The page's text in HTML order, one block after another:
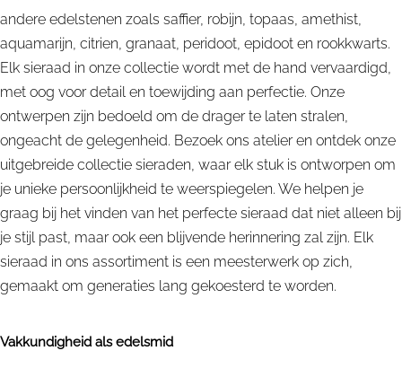
andere edelstenen zoals saffier, robijn, topaas, amethist,
aquamarijn, citrien, granaat, peridoot, epidoot en rookkwarts.
Elk sieraad in onze collectie wordt met de hand vervaardigd,
met oog voor detail en toewijding aan perfectie. Onze
ontwerpen zijn bedoeld om de drager te laten stralen,
ongeacht de gelegenheid. Bezoek ons atelier en ontdek onze
uitgebreide collectie sieraden, waar elk stuk is ontworpen om
je unieke persoonlijkheid te weerspiegelen. We helpen je
graag bij het vinden van het perfecte sieraad dat niet alleen bij
je stijl past, maar ook een blijvende herinnering zal zijn. Elk
sieraad in ons assortiment is een meesterwerk op zich,
gemaakt om generaties lang gekoesterd te worden.
Vakkundigheid als edelsmid